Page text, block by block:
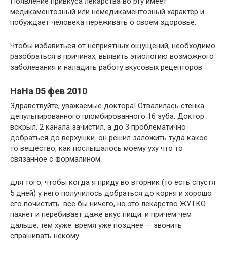
медикаментозный или немедикаментозный характер и
побуждает человека переживать о своем здоровье.
Чтобы избавиться от неприятных ощущений, необходимо
разобраться в причинах, выявить этиологию возможного
заболевания и наладить работу вкусовых рецепторов.
НаНа 05 фев 2010
Здравствуйте, уважаемые доктора! Отвалилась стенка
депульпированного пломбированного 16 зуба. Доктор
вскрыл, 2 канала зачистил, а до 3 проблематично
добраться до верхушки. он решил заложить туда какое
то вещество, как послышалось моему уху что то
связанное с формалином.
для того, чтобы когда я приду во вторник (то есть спустя
5 дней) у него получилось добраться до корня и хорошо
его почистить. все бы ничего, но это лекарство ЖУТКО
пахнет и перебивает даже вкус пищи. и причем чем
дальше, тем хуже. время уже позднее — звонить
спрашивать некому.